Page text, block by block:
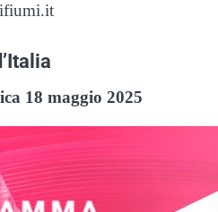
18 maggio 2025